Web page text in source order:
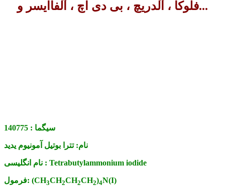
فلوکا ، آلدریچ ، بی دی اچ ، آلفاایسر و...
سیگما : 140775
نام: تترا بوتیل آمونیوم یدید
نام انگلیسی : Tetrabutylammonium iodide
فرمول: (CH3CH2CH2CH2)4N(I)